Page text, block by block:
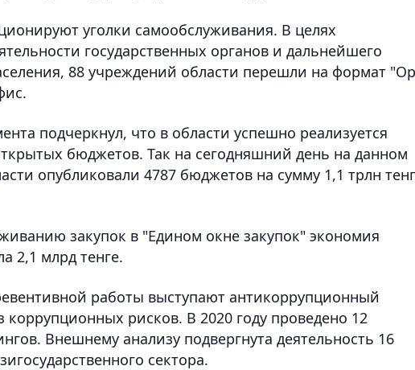
уголки самообслуживания. В целях
государственных органов и дальнейшего
88 учреждений области перешли на формат
подчеркнул, что в области успешно реализуется
бюджетов. Так на сегодняшний день на данном
опубликовали 4787 бюджетов на сумму 1,1 трлн
закупок в "Едином окне закупок" экономия
2,1 млрд тенге.
работы выступают антикоррупционный
рисков. В 2020 году проведено 12
Внешнему анализу подвергнута деятельность 16
сектора.